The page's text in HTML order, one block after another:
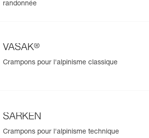
randonnée
VASAK®
Crampons pour l'alpinisme classique
SARKEN
Crampons pour l'alpinisme technique